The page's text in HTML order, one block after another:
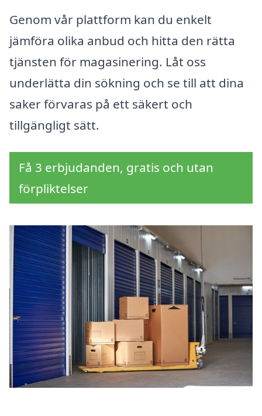
Genom vår plattform kan du enkelt
jämföra olika anbud och hitta den rätta
tjänsten för magasinering. Låt oss
underlätta din sökning och se till att dina
saker förvaras på ett säkert och
tillgängligt sätt.
Få 3 erbjudanden, gratis och utan
förpliktelser